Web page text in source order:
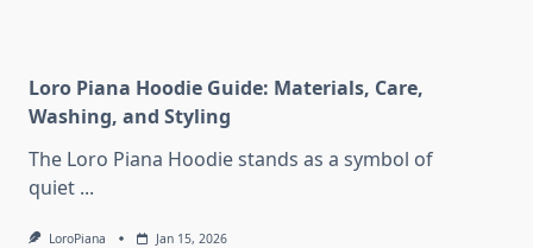
Loro Piana Hoodie Guide: Materials, Care,
Washing, and Styling
The Loro Piana Hoodie stands as a symbol of
quiet ...
LoroPiana Jan 15, 2026